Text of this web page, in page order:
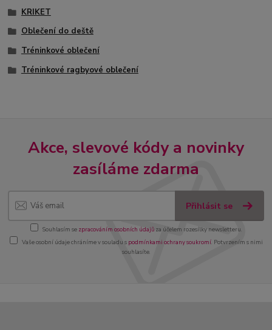
KRIKET
Oblečení do deště
Tréninkové oblečení
Tréninkové ragbyové oblečení
Akce, slevové kódy a novinky
zasíláme zdarma
Přihlásit se
Souhlasím se zpracováním osobních údajůza účelem rozesílky newsletteru.
Vaše osobní údaje chráníme v souladu s podmínkami ochrany soukromí. Potvrzením s nimi
souhlasíte.